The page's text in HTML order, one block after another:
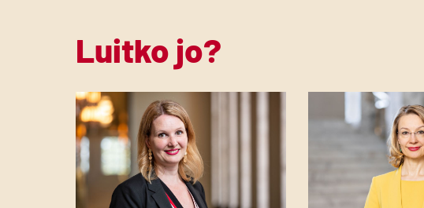
Luitko jo?